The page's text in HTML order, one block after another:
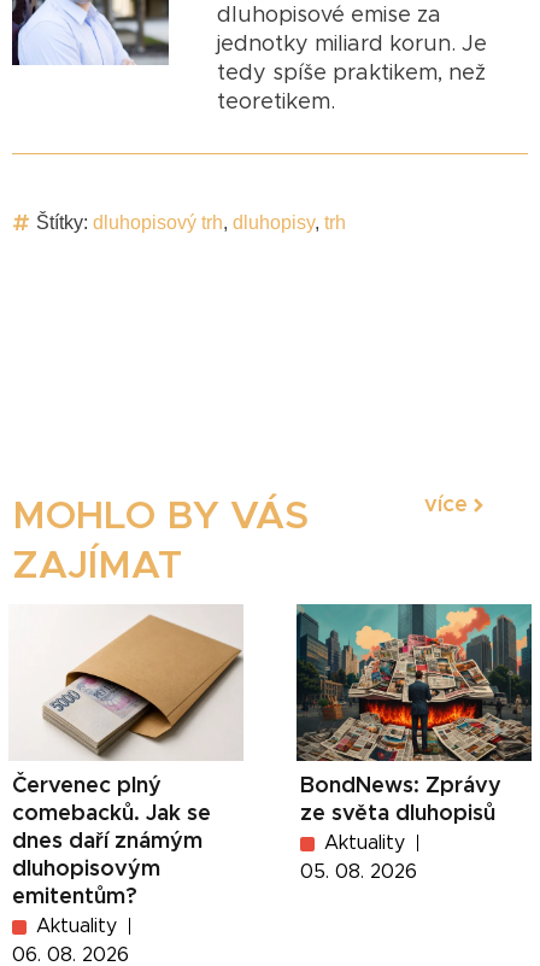
dluhopisové emise za
jednotky miliard korun. Je
tedy spíše praktikem, než
teoretikem.
Štítky: dluhopisový trh, dluhopisy, trh
MOHLO BY VÁS
ZAJÍMAT
více
Červenec plný
comebacků. Jak se
dnes daří známým
dluhopisovým
emitentům?
Aktuality
06. 08. 2026
BondNews: Zprávy
ze světa dluhopisů
Aktuality
05. 08. 2026